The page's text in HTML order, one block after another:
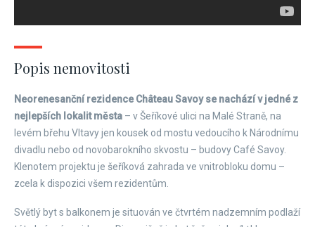
Popis nemovitosti
Neorenesanční rezidence Château Savoy se nachází v jedné z
nejlepších lokalit města – v Šeříkové ulici na Malé Straně, na
levém břehu Vltavy jen kousek od mostu vedoucího k Národnímu
divadlu nebo od novobarokního skvostu – budovy Café Savoy.
Klenotem projektu je šeříková zahrada ve vnitrobloku domu –
zcela k dispozici všem rezidentům.
Světlý byt s balkonem je situován ve čtvrtém nadzemním podlaží